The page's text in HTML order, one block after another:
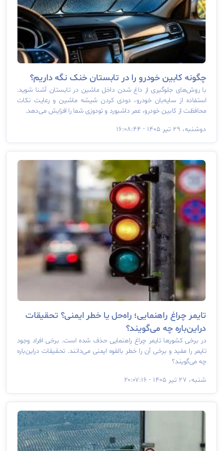
چگونه کابین خودرو را در تابستان خنک نگه داریم؟
با روش‌های جلوگیری از داغ شدن داخل ماشین در تابستان آشنا شوید.
استفاده از سایه‌بان خودرو، دودی کردن شیشه ماشین و رعایت نکات
محافظت از کابین خودرو، عمر داشبورد و تودوزی شما را افزایش می‌دهد.
دوشنبه، ۲۹ تیر ۱۴۰۵ - ۱۶:۰۸:۴۴
تایمر چراغ راهنمایی؛ راه‌حل یا خطر ایمنی؟ تحقیقات
دراین‌باره چه می‌گویند؟
در برخی کشورها تایمر چراغ راهنمایی حذف شده است. برخی افراد وجود
تایمر را مفید و برخی آن را خطر بالقوه ایمنی می‌دانند. تحقیقات دراین‌باره
چه می‌گویند؟
شنبه، ۲۷ تیر ۱۴۰۵ - ۲۰:۰۷:۱۶